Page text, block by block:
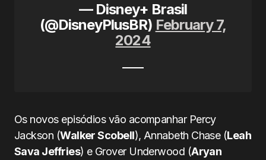
— Disney+ Brasil
(@DisneyPlusBR) February 7,
2024
Os novos episódios vão acompanhar Percy
Jackson (Walker Scobell), Annabeth Chase (Leah
Sava Jeffries) e Grover Underwood (Aryan